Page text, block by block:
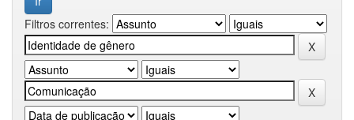
Filtros correntes: